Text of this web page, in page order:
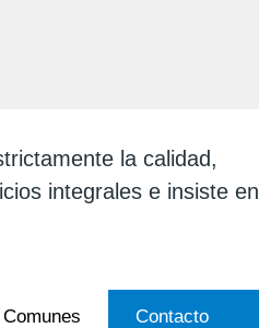
la calidad,
integrales e insiste en
Contacto